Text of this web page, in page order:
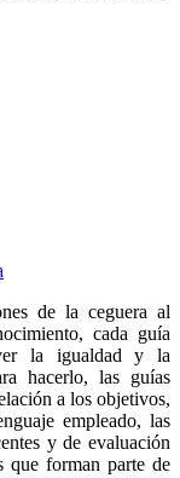
de la ceguera al
cada guía
la igualdad y la
hacerlo, las guías
a los objetivos,
empleado, las
y de evaluación
que forman parte de